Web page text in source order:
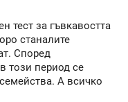
тест за гъвкавостта
станалите
Според
този период се
А всичко